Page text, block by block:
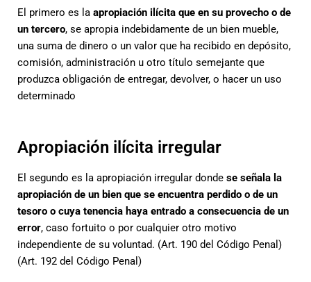
El primero es la apropiación ilícita que en su provecho o de
un tercero, se apropia indebidamente de un bien mueble,
una suma de dinero o un valor que ha recibido en depósito,
comisión, administración u otro título semejante que
produzca obligación de entregar, devolver, o hacer un uso
determinado
Apropiación ilícita irregular
El segundo es la apropiación irregular donde se señala la
apropiación de un bien que se encuentra perdido o de un
tesoro o cuya tenencia haya entrado a consecuencia de un
error, caso fortuito o por cualquier otro motivo
independiente de su voluntad. (Art. 190 del Código Penal)
(Art. 192 del Código Penal)